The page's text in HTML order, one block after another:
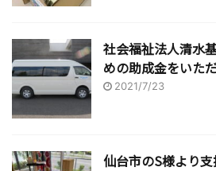
社会福祉法人清水
めの助成金をいた
2021/7/23
仙台市のS様より支